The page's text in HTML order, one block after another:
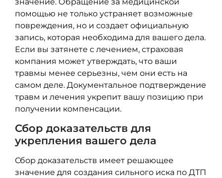
помощью не только устраняет возможные
повреждения, но и создает официальную
запись, которая необходима для вашего дела.
Если вы затянете с лечением, страховая
компания может утверждать, что ваши
травмы менее серьезны, чем они есть на
самом деле. Документальное подтверждение
травм и лечения укрепит вашу позицию при
получении компенсации.
Сбор доказательств для
укрепления вашего дела
Сбор доказательств имеет решающее
значение для создания сильного иска по ДТП